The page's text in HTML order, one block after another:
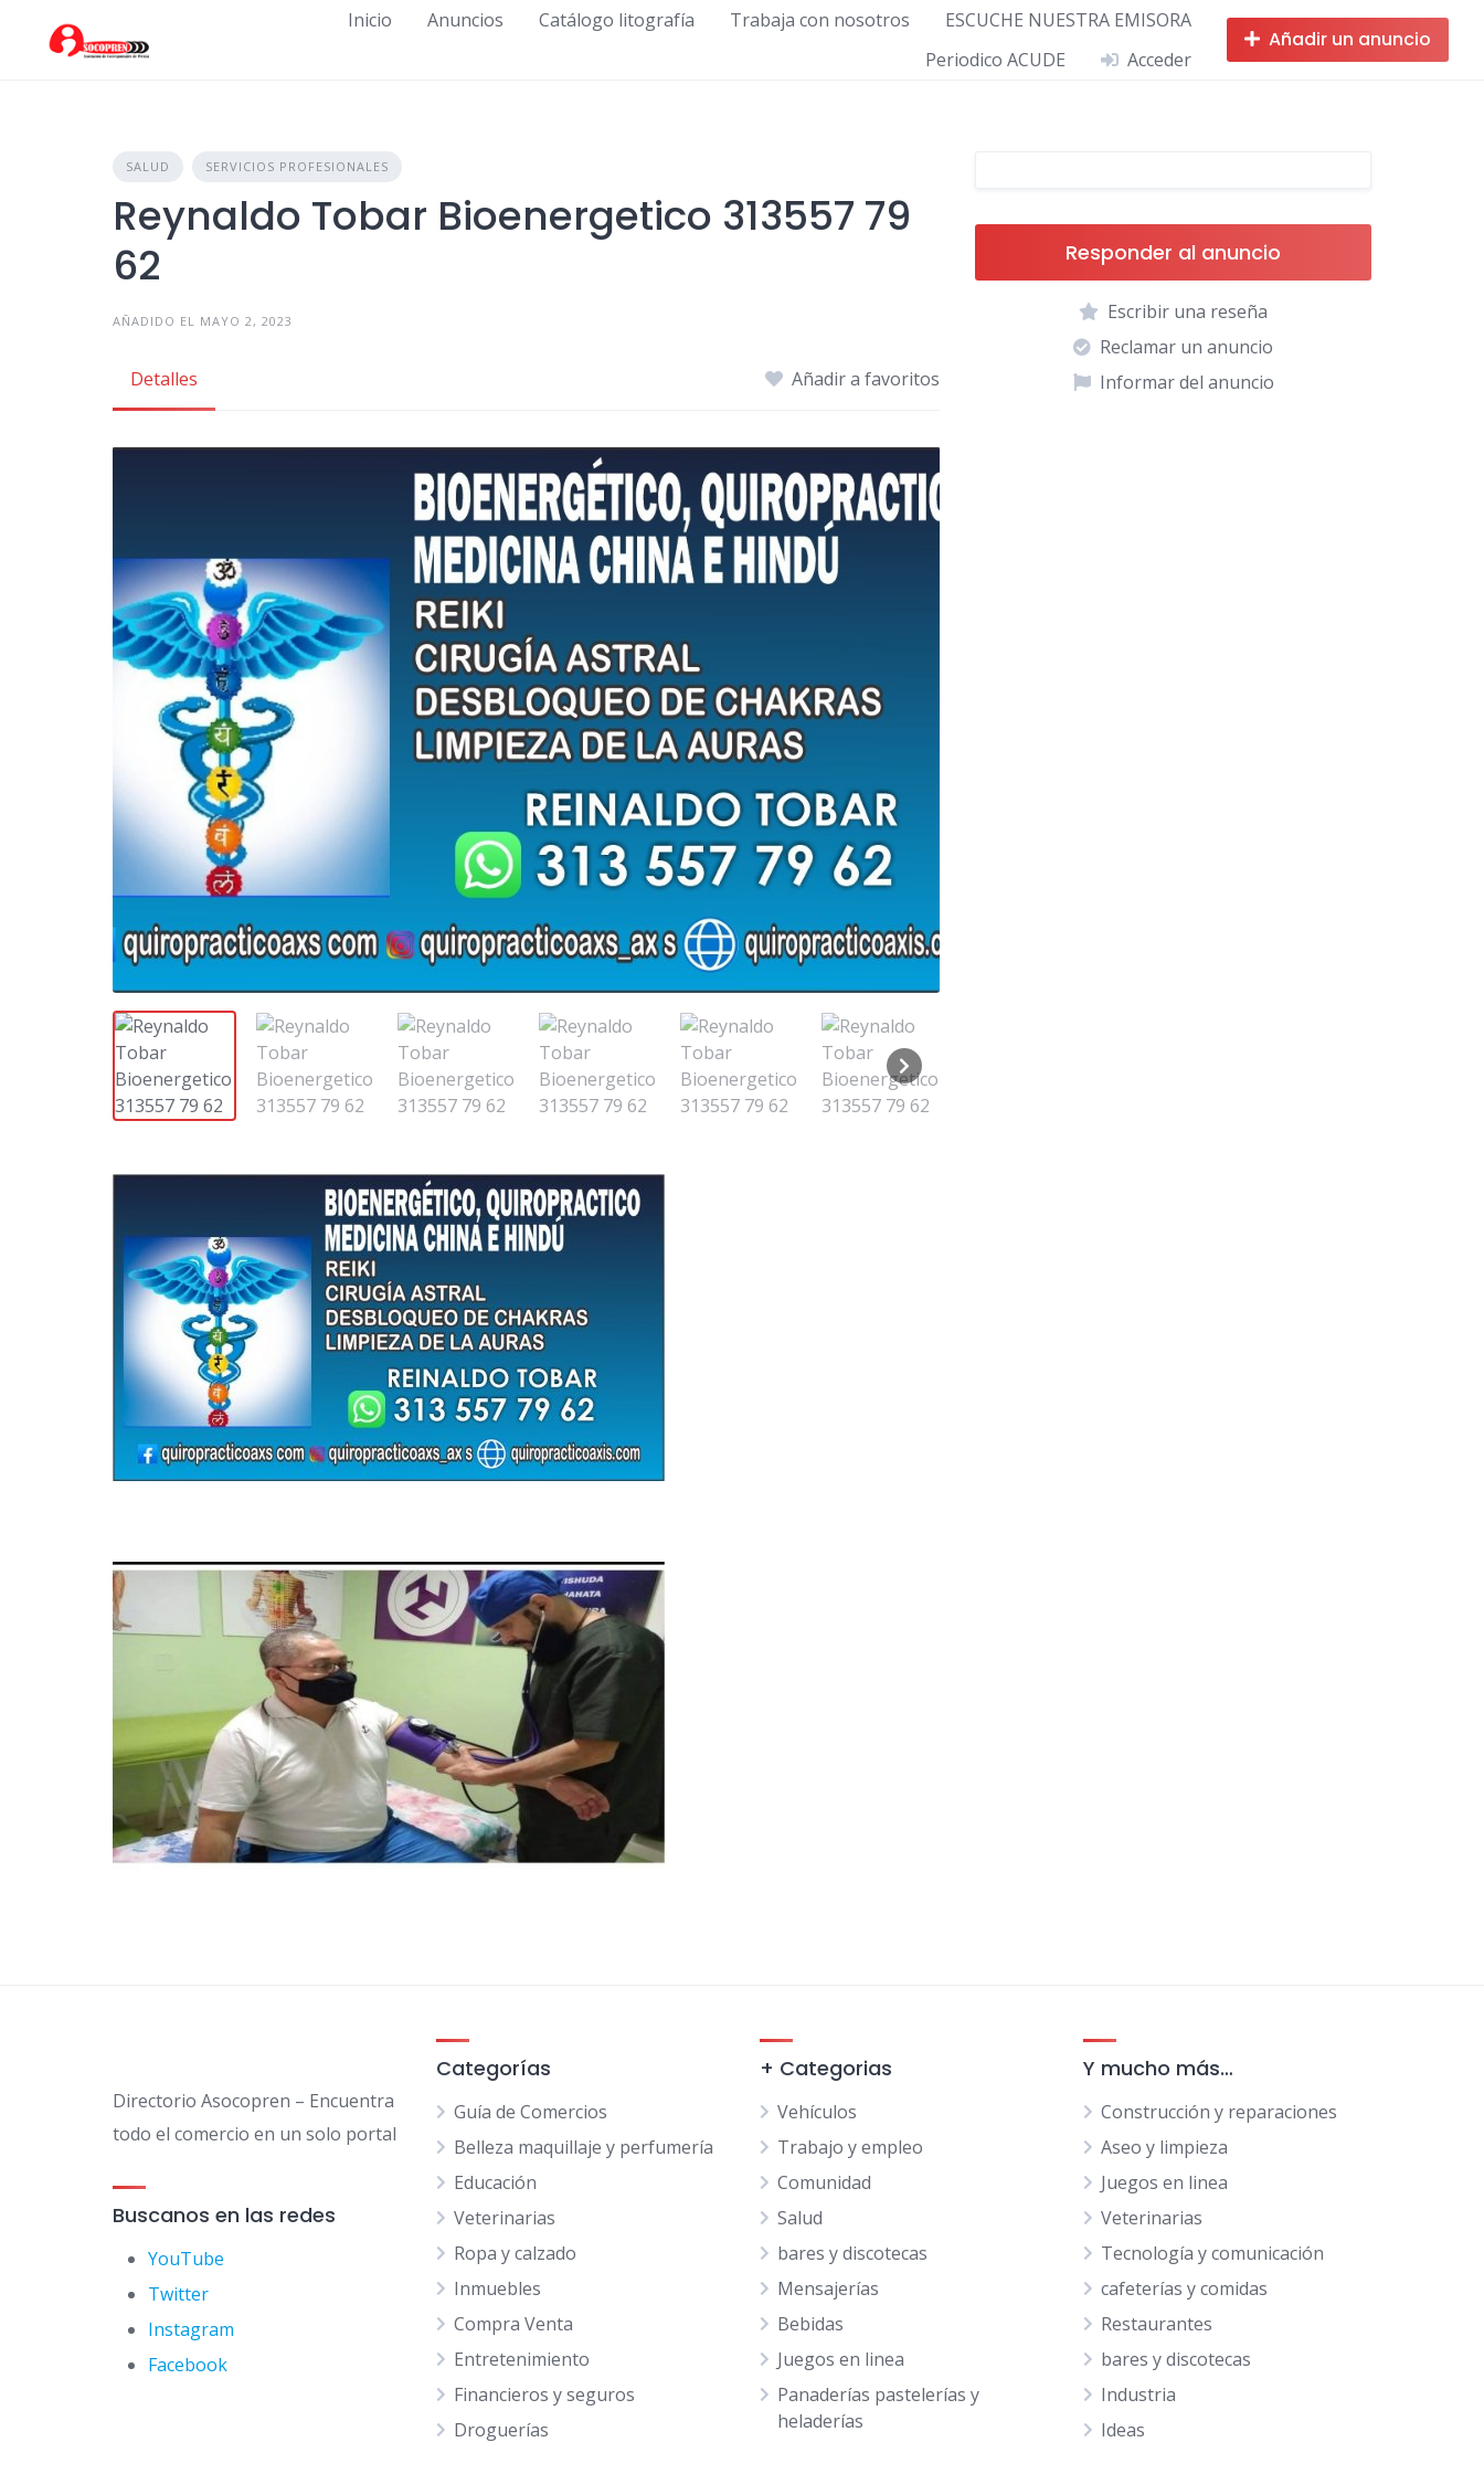
Inicio Anuncios Catálogo litografía Trabaja con nosotros
ESCUCHE NUESTRA EMISORA
Periodico ACUDE
Acceder
Añadir un anuncio
SALUD SERVICIOS PROFESIONALES
Reynaldo Tobar Bioenergetico 313557 79
62
AÑADIDO EL MAYO 2, 2023
Detalles Añadir a favoritos
Responder al anuncio
Escribir una reseña
Reclamar un anuncio
Informar del anuncio
Directorio Asocopren – Encuentra
todo el comercio en un solo portal
Buscanos en las redes
YouTube
Twitter
Instagram
Facebook
Categorías
Guía de Comercios
Belleza maquillaje y perfumería
Educación
Veterinarias
Ropa y calzado
Inmuebles
Compra Venta
Entretenimiento
Financieros y seguros
Droguerías
+ Categorias
Vehículos
Trabajo y empleo
Comunidad
Salud
bares y discotecas
Mensajerías
Bebidas
Juegos en linea
Panaderías pastelerías y
heladerías
Y mucho más…
Construcción y reparaciones
Aseo y limpieza
Juegos en linea
Veterinarias
Tecnología y comunicación
cafeterías y comidas
Restaurantes
bares y discotecas
Industria
Ideas